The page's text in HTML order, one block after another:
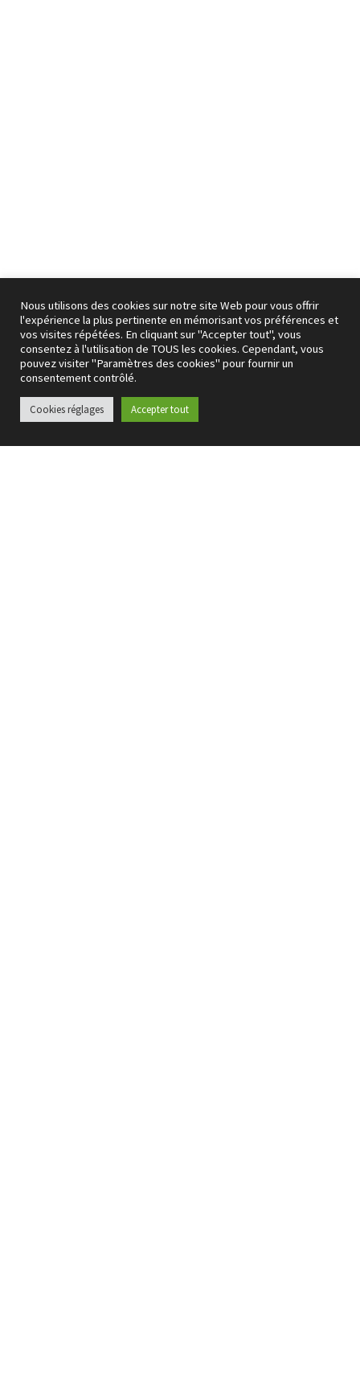
Nous utilisons des cookies sur notre site Web pour vous offrir
l'expérience la plus pertinente en mémorisant vos préférences et
vos visites répétées. En cliquant sur "Accepter tout", vous
consentez à l'utilisation de TOUS les cookies. Cependant, vous
pouvez visiter "Paramètres des cookies" pour fournir un
consentement contrôlé.
Cookies réglages Accepter tout